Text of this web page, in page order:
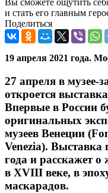
Вы сможете ощутить
и стать его главным
Поделиться
19 апреля 2021 года.
27 апреля в музее-
откроется
Впервые в России
оригинальных
музеев Венеции
Venezia). Выставка
года и расскажет о
в XVIII веке, в
маскарадов.